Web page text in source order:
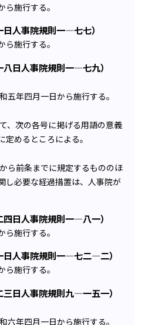
施行する。
人事院規則一―七七）
施行する。
日人事院規則一―七九）
五年四月一日から施行する。
、次の各号に掲げる用語の意義
めるところによる。
ら前条までに規定するもののほ
し必要な経過措置は、人事院が
日人事院規則一―八一）
施行する。
日人事院規則一―七二―二）
施行する。
日人事院規則九―一五一）
六年四月一日から施行する。